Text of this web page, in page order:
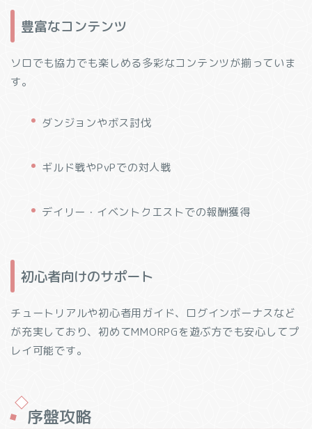
豊富なコンテンツ
ソロでも協力でも楽しめる多彩なコンテンツが揃っていま
す。
ダンジョンやボス討伐
ギルド戦やPvPでの対人戦
デイリー・イベントクエストでの報酬獲得
初心者向けのサポート
チュートリアルや初心者用ガイド、ログインボーナスなど
が充実しており、初めてMMORPGを遊ぶ方でも安心してプ
レイ可能です。
序盤攻略